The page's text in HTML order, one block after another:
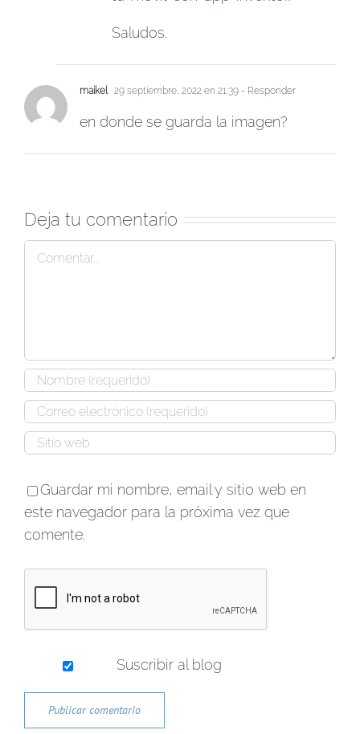
Saludos.
maikel 29 septiembre, 2022 en 21:39 - Responder
en donde se guarda la imagen?
Deja tu comentario
Comentar
Guardar mi nombre, email y sitio web en
este navegador para la próxima vez que
comente.
Suscribir al blog